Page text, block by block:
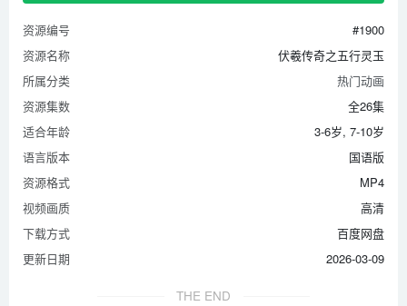
资源编号
#1900
资源名称
伏羲传奇之五行灵玉
所属分类
热门动画
资源集数
全26集
适合年龄
3-6岁, 7-10岁
语言版本
国语版
资源格式
MP4
视频画质
高清
下载方式
百度网盘
更新日期
2026-03-09
THE END